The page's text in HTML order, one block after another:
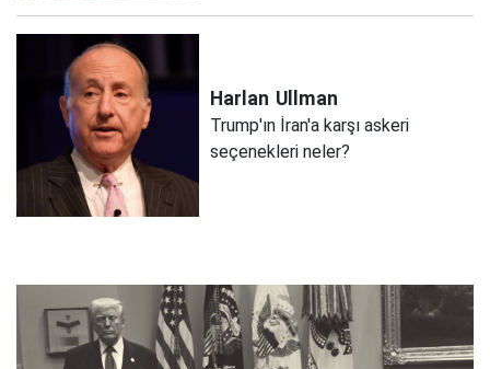
Harlan Ullman
Trump'ın İran'a karşı askeri
seçenekleri neler?